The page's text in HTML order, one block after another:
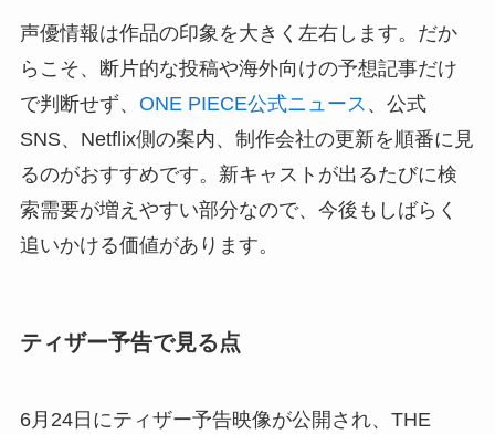
声優情報は作品の印象を大きく左右します。だか
らこそ、断片的な投稿や海外向けの予想記事だけ
で判断せず、 ONE PIECE公式ニュース 、公式
SNS、Netflix側の案内、制作会社の更新を順番に見
るのがおすすめです。新キャストが出るたびに検
索需要が増えやすい部分なので、今後もしばらく
追いかける価値があります。
ティザー予告で見る点
6月24日にティザー予告映像が公開され、THE